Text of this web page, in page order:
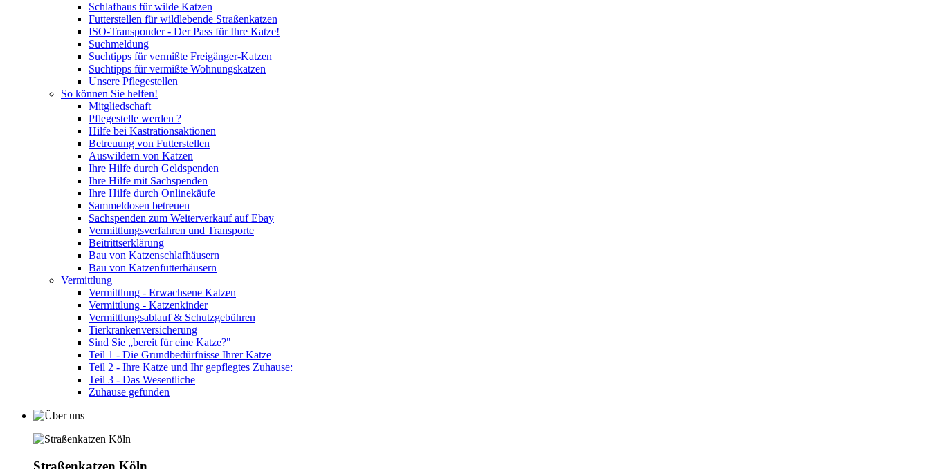
Schlafhaus für wilde Katzen
Futterstellen für wildlebende Straßenkatzen
ISO-Transponder - Der Pass für Ihre Katze!
Suchmeldung
Suchtipps für vermißte Freigänger-Katzen
Suchtipps für vermißte Wohnungskatzen
Unsere Pflegestellen
So können Sie helfen!
Mitgliedschaft
Pflegestelle werden ?
Hilfe bei Kastrationsaktionen
Betreuung von Futterstellen
Auswildern von Katzen
Ihre Hilfe durch Geldspenden
Ihre Hilfe mit Sachspenden
Ihre Hilfe durch Onlinekäufe
Sammeldosen betreuen
Sachspenden zum Weiterverkauf auf Ebay
Vermittlungsverfahren und Transporte
Beitrittserklärung
Bau von Katzenschlafhäusern
Bau von Katzenfutterhäusern
Vermittlung
Vermittlung - Erwachsene Katzen
Vermittlung - Katzenkinder
Vermittlungsablauf & Schutzgebühren
Tierkrankenversicherung
Sind Sie „bereit für eine Katze?"
Teil 1 - Die Grundbedürfnisse Ihrer Katze
Teil 2 - Ihre Katze und Ihr gepflegtes Zuhause:
Teil 3 - Das Wesentliche
Zuhause gefunden
Straßenkatzen Köln